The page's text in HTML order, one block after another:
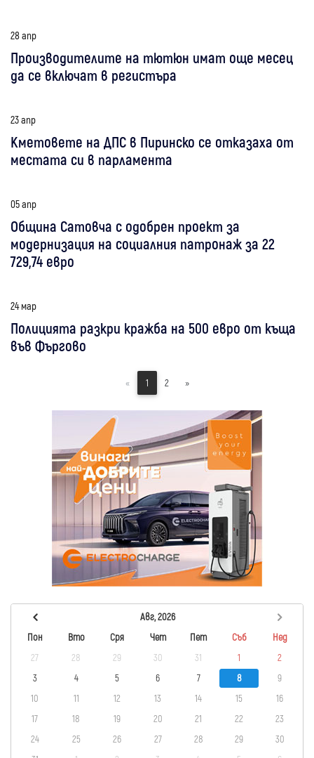
28 апр
Производителите на тютюн имат още месец
да се включат в регистъра
23 апр
Кметовете на ДПС в Пиринско се отказаха от
местата си в парламента
05 апр
Община Сатовча с одобрен проект за
модернизация на социалния патронаж за 22
729,74 евро
24 мар
Полицията разкри кражба на 500 евро от къща
във Фъргово
« 1 2 »
Авг, 2026
Пон
Вто Сря Чет Пет Съб
Нед
27
28 29 30 31 1
2
3
4 5 6 7 8
9
10
11 12 13 14 15
16
17
18 19 20 21 22
23
24
25 26 27 28 29
30